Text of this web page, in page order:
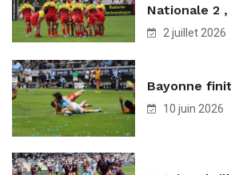
Nationale 2 ,
2 juillet 2026
Bayonne
10 juin 2026